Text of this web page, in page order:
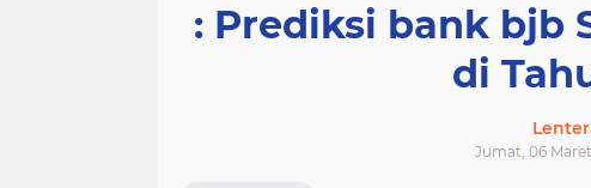
: Prediksi bank bjb
di
Jumat, 06